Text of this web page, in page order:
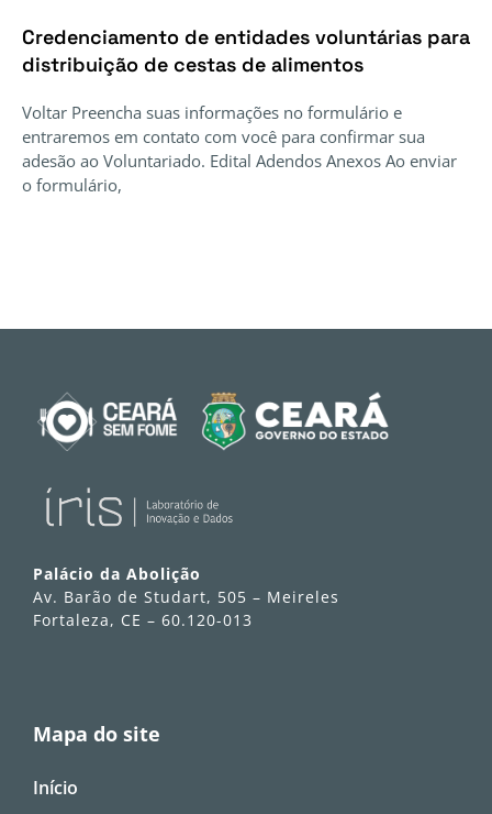
Credenciamento de entidades voluntárias para
distribuição de cestas de alimentos
Voltar Preencha suas informações no formulário e
entraremos em contato com você para confirmar sua
adesão ao Voluntariado. Edital Adendos Anexos Ao enviar
o formulário,
Palácio da Abolição
Av. Barão de Studart, 505 – Meireles
Fortaleza, CE – 60.120-013
Mapa do site
Início